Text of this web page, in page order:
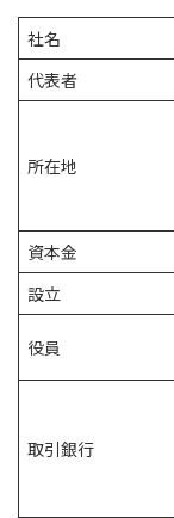
社名
代表者
所在地
資本金
設立
役員
取引銀行